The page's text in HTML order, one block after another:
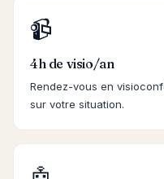
📹
4h de visio/an
Rendez-vous en
sur votre situation.